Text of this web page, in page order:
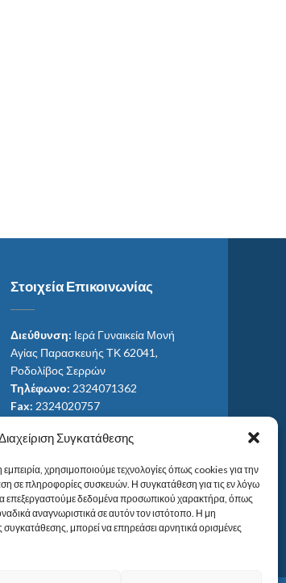
Συγκατάθεσης
χρησιμοποιούμε τεχνολογίες όπως cookies για την
σε πληροφορίες συσκευών. Η συγκατάθεση για τις εν λόγω
επεξεργαστούμε δεδομένα προσωπικού χαρακτήρα, όπως
αναγνωριστικά σε αυτόν τον ιστότοπο. Η μη
μπορεί να επηρεάσει αρνητικά ορισμένες
Στοιχεία Επικοινωνίας
Διεύθυνση: Ιερά Γυναικεία Μονή
Αγίας Παρασκευής ΤΚ 62041,
Ροδολίβος Σερρών
Τηλέφωνο: 2324071362
Fax: 2324020757
Email:info@im-agparaskevis.gr
Από ανατολή έως και δύση του ηλίου.